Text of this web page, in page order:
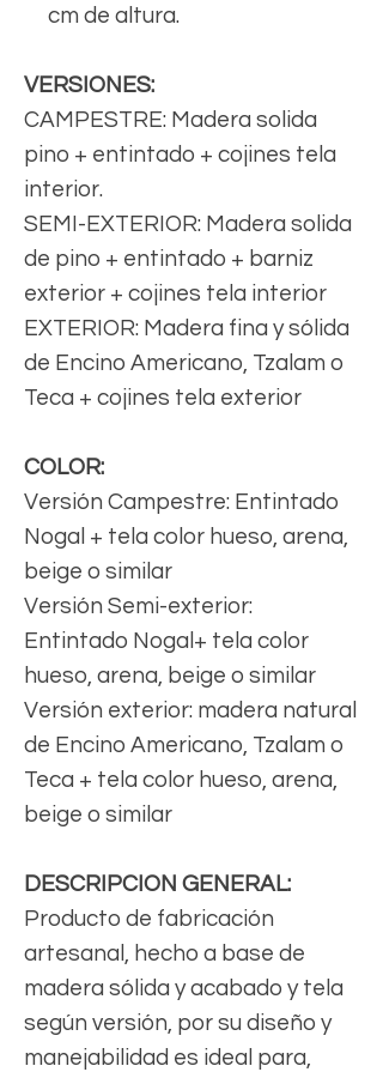
cm de altura.
VERSIONES:
CAMPESTRE: Madera solida
pino + entintado + cojines tela
interior.
SEMI-EXTERIOR: Madera solida
de pino + entintado + barniz
exterior + cojines tela interior
EXTERIOR: Madera fina y sólida
de Encino Americano, Tzalam o
Teca + cojines tela exterior
COLOR:
Versión Campestre: Entintado
Nogal + tela color hueso, arena,
beige o similar
Versión Semi-exterior:
Entintado Nogal+ tela color
hueso, arena, beige o similar
Versión exterior: madera natural
de Encino Americano, Tzalam o
Teca + tela color hueso, arena,
beige o similar
DESCRIPCION GENERAL:
Producto de fabricación
artesanal, hecho a base de
madera sólida y acabado y tela
según versión, por su diseño y
manejabilidad es ideal para,